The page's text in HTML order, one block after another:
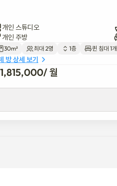
개인 스튜디오
개인 주방
30m² 최대 2명 1층 퀸 침대 1개
방 상세 보기
1,815,000/ 월